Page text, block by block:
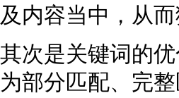
及内容当中，从
其次是关键词的
为部分匹配、完